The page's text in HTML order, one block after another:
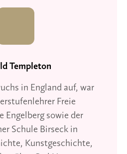
Templeton
in England auf, war
Freie
Engelberg sowie der
Schule Birseck in
Kunstgeschichte,